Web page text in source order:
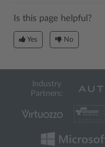
Is this page helpful?
Yes No
Industry
Partners: